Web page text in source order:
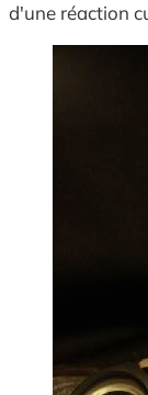
d'une réaction